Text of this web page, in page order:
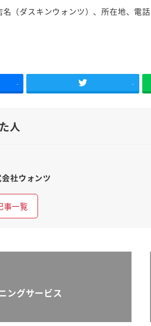
（ダスキンウォンツ）、所在地、電話
- -
人
社ウォンツ
事一覧
ングサービス